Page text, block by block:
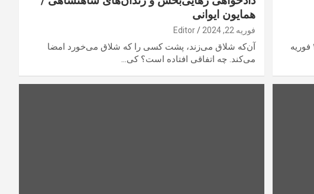
گزارش مبارزه برای آزادی ـ ۶۸ (۱)‏ ‏۲ اسفند ۱۴۰۲ – ۲۱ فوریه
همایون ایوانی
فوریه 22, 2024 Editor
آن‌که شلاق می‌زند، پشت کسی را که شلاق می‌خورد امضا
می‌کند. چه اتفاقی افتاده است؟ کی…